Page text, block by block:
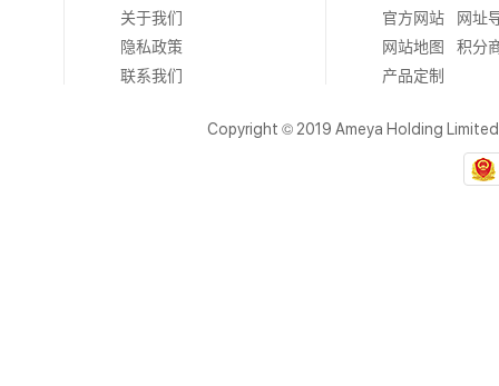
关于我们
隐私政策
联系我们
官方网站
网址
网站地图
积分
产品定制
Copyright © 2019 Ameya Holding